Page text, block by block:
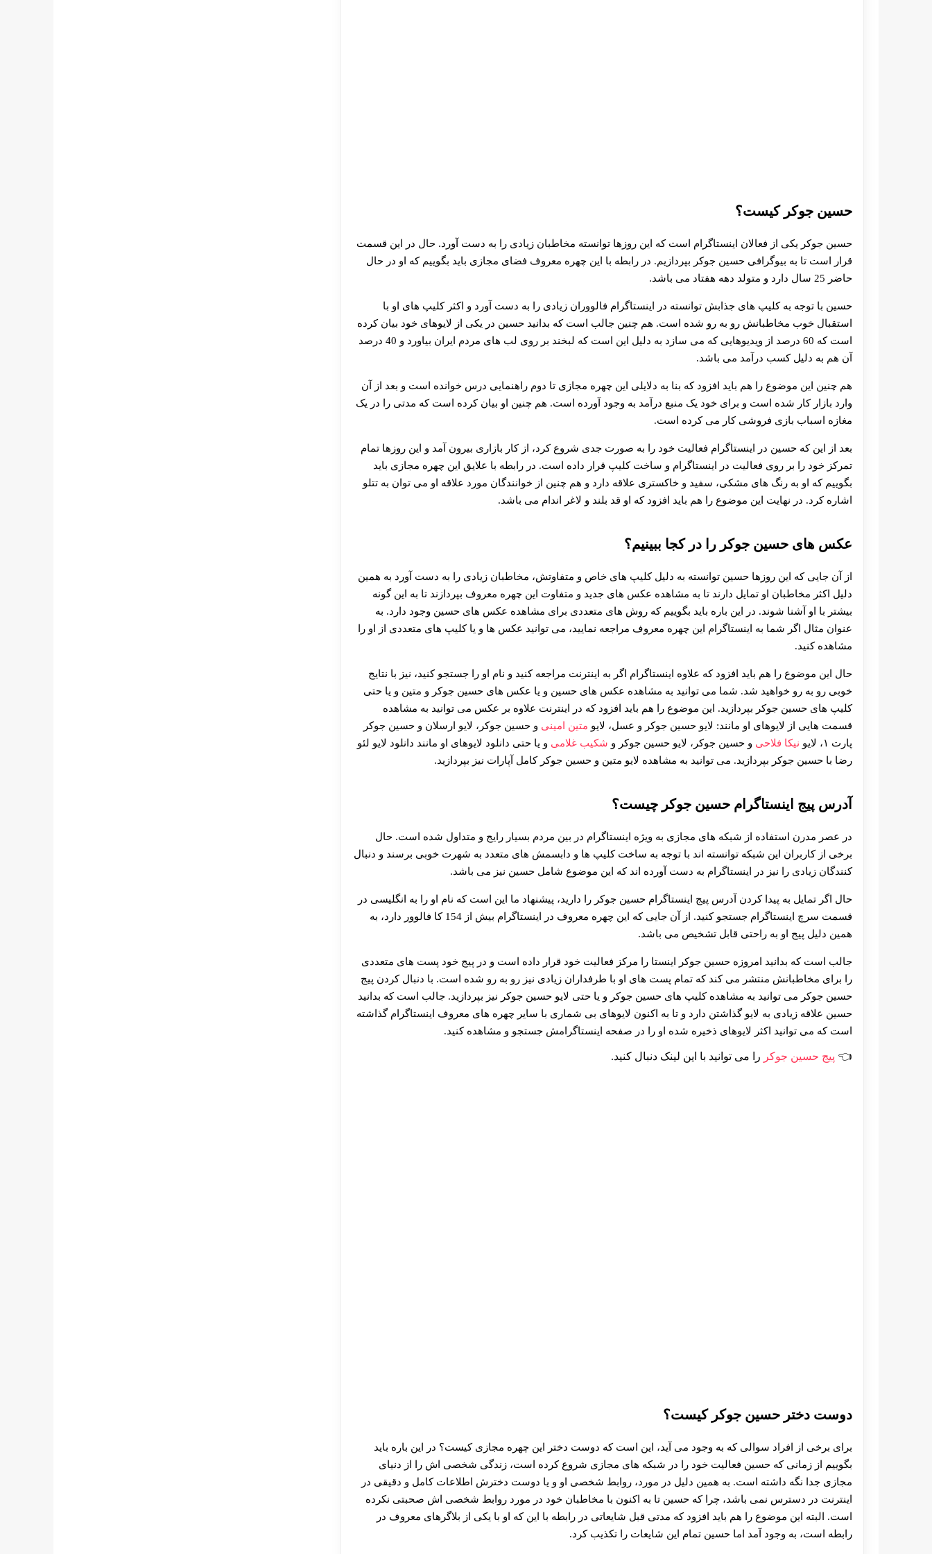
30 تا 50 درصد شارژ هدیه بیشتر فقط با ثبت نام در هات بت
حسین جوکر کیست؟
حسین جوکر یکی از فعالان اینستاگرام است که این روزها توانسته مخاطبان زیادی را به دست آورد. حال در این قسمت
قرار است تا به بیوگرافی حسین جوکر بپردازیم. در رابطه با این چهره معروف فضای مجازی باید بگوییم که او در حال
حاضر 25 سال دارد و متولد دهه هفتاد می باشد.
حسین با توجه به کلیپ های جذابش توانسته در اینستاگرام فالووران زیادی را به دست آورد و اکثر کلیپ های او با
استقبال خوب مخاطبانش رو به رو شده است. هم چنین جالب است که بدانید حسین در یکی از لایوهای خود بیان کرده
است که 60 درصد از ویدیوهایی که می سازد به دلیل این است که لبخند بر روی لب های مردم ایران بیاورد و 40 درصد
آن هم به دلیل کسب درآمد می باشد.
هم چنین این موضوع را هم باید افزود که بنا به دلایلی این چهره مجازی تا دوم راهنمایی درس خوانده است و بعد از آن
وارد بازار کار شده است و برای خود یک منبع درآمد به وجود آورده است. هم چنین او بیان کرده است که مدتی را در یک
مغازه اسباب بازی فروشی کار می کرده است.
بعد از این که حسین در اینستاگرام فعالیت خود را به صورت جدی شروع کرد، از کار بازاری بیرون آمد و این روزها تمام
تمرکز خود را بر روی فعالیت در اینستاگرام و ساخت کلیپ قرار داده است. در رابطه با علایق این چهره مجازی باید
بگوییم که او به رنگ‌ های مشکی، سفید و خاکستری علاقه دارد و هم چنین از خوانندگان مورد علاقه او می‌ توان به تتلو
اشاره کرد. در نهایت این موضوع را هم باید افزود که او قد بلند و لاغر اندام می باشد.
عکس های حسین جوکر را در کجا ببینیم؟
از آن جایی که این روزها حسین توانسته به دلیل کلیپ های خاص و متفاوتش، مخاطبان زیادی را به دست آورد به همین
دلیل اکثر مخاطبان او تمایل دارند تا به مشاهده عکس های جدید و متفاوت این چهره معروف بپردازند تا به این گونه
بیشتر با او آشنا شوند. در این باره باید بگوییم که روش‌ های متعددی برای مشاهده عکس های حسین وجود دارد. به
عنوان مثال اگر شما به اینستاگرام این چهره معروف مراجعه نمایید، می توانید عکس ها و یا کلیپ های متعددی از او را
مشاهده کنید.
حال این موضوع را هم باید افزود که علاوه اینستاگرام اگر به اینترنت مراجعه کنید و نام او را جستجو کنید، نیز با نتایج
خوبی رو به رو خواهید شد. شما می توانید به مشاهده عکس های حسین و یا عکس های حسین جوکر و متین و یا حتی
کلیپ های حسین جوکر بپردازید. این موضوع را هم باید افزود که در اینترنت علاوه بر عکس می توانید به مشاهده
قسمت هایی از لایوهای او مانند: لایو حسین جوکر و عسل، لایو متین امینی و حسین جوکر، لایو ارسلان و حسین جوکر
پارت ۱، لایو
نیکا فلاحی و حسین جوکر، لایو حسین جوکر و شکیب غلامی و یا حتی دانلود لایوهای او مانند دانلود لایو لئو
رضا با حسین جوکر بپردازید. می توانید به مشاهده لایو متین و حسین جوکر کامل آپارات نیز بپردازید.
آدرس پیج اینستاگرام حسین جوکر چیست؟
در عصر مدرن استفاده از شبکه‌ های مجازی به ویژه اینستاگرام در بین مردم بسیار رایج و متداول شده است. حال
برخی از کاربران این شبکه توانسته اند با توجه به ساخت کلیپ ها و دابسمش های متعدد به شهرت خوبی برسند و دنبال
کنندگان زیادی را نیز در اینستاگرام به دست آورده اند که این موضوع شامل حسین نیز می باشد.
حال اگر تمایل به پیدا کردن آدرس پیج اینستاگرام حسین جوکر را دارید، پیشنهاد ما این است که نام او را به انگلیسی در
قسمت سرچ اینستاگرام جستجو کنید. از آن جایی که این چهره معروف در اینستاگرام بیش از 154 کا فالوور دارد، به
همین دلیل پیج او به راحتی قابل تشخیص می باشد.
جالب است که بدانید امروزه حسین جوکر اینستا را مرکز فعالیت خود قرار داده است و در پیج خود پست های متعددی
را برای مخاطبانش منتشر می‌ کند که تمام پست های او با طرفداران زیادی نیز رو به رو شده است. با دنبال کردن پیج
حسین جوکر می توانید به مشاهده کلیپ های حسین جوکر و یا حتی لایو حسین جوکر نیز بپردازید. جالب است که بدانید
حسین علاقه زیادی به لایو گذاشتن دارد و تا به اکنون لایوهای بی شماری با سایر چهره های معروف اینستاگرام گذاشته
است که می توانید اکثر لایوهای ذخیره شده او را در صفحه اینستاگرامش جستجو و مشاهده کنید.
پیج حسین جوکر را می توانید با این لینک دنبال کنید.
دوست دختر حسین جوکر کیست؟
برای برخی از افراد سوالی که به وجود می‌ آید، این است که دوست دختر این چهره مجازی کیست؟ در این باره باید
بگوییم از زمانی که حسین فعالیت خود را در شبکه های مجازی شروع کرده است، زندگی شخصی اش را از دنیای
مجازی جدا نگه داشته است. به همین دلیل در مورد، روابط شخصی او و یا دوست دخترش اطلاعات کامل و دقیقی در
اینترنت در دسترس نمی‌ باشد، چرا که حسین تا به اکنون با مخاطبان خود در مورد روابط شخصی اش صحبتی نکرده
است. البته این موضوع را هم باید افزود که مدتی قبل شایعاتی در رابطه با این که او با یکی از بلاگرهای معروف در
رابطه است، به وجود آمد اما حسین تمام این شایعات را تکذیب کرد.